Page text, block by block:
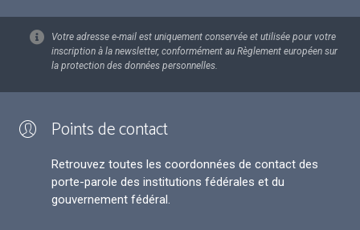
Votre adresse e-mail est uniquement conservée et utilisée pour votre
inscription à la newsletter, conformément au Règlement européen sur
la protection des données personnelles.
Points de contact
Retrouvez toutes les coordonnées de contact des
porte-parole des institutions fédérales et du
gouvernement fédéral.